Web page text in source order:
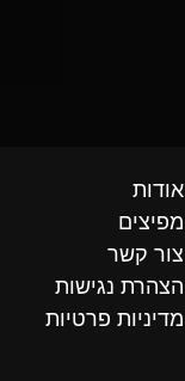
אודות
מפיצים
צור קשר
הצהרת נגישות
מדיניות פרטיות